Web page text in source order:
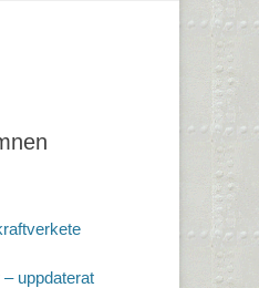
uppdaterat